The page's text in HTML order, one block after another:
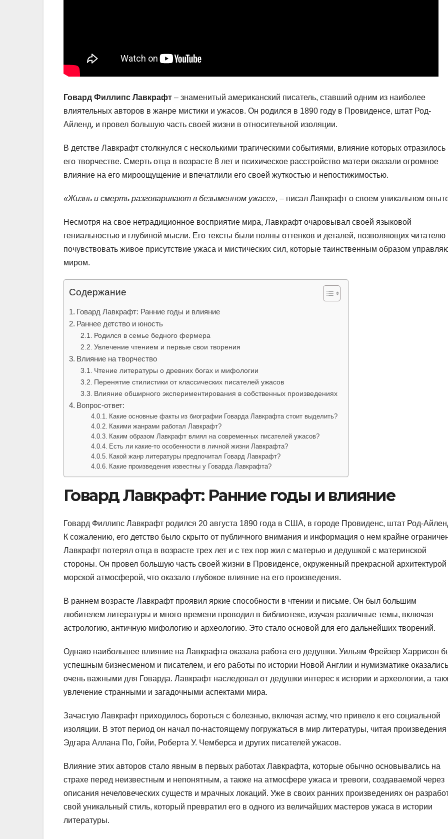
Говард Филлипс Лавкрафт – знаменитый американский писатель, ставший одним из наиболее
влиятельных авторов в жанре мистики и ужасов. Он родился в 1890 году в Провиденсе, штат Род-
Айленд, и провел большую часть своей жизни в относительной изоляции.
В детстве Лавкрафт столкнулся с несколькими трагическими событиями, влияние которых отразилось
его творчестве. Смерть отца в возрасте 8 лет и психическое расстройство матери оказали огромное
влияние на его мироощущение и впечатлили его своей жуткостью и непостижимостью.
«Жизнь и смерть разговаривают в безыменном ужасе», – писал Лавкрафт о своем уникальном
Несмотря на свое нетрадиционное восприятие мира, Лавкрафт очаровывал своей языковой
гениальностью и глубиной мысли. Его тексты были полны оттенков и деталей, позволяющих читателю
почувствовать живое присутствие ужаса и мистических сил, которые таинственным образом
миром.
Содержание
Говард Лавкрафт: Ранние годы и влияние
Раннее детство и юность
Родился в семье бедного фермера
Увлечение чтением и первые свои творения
Влияние на творчество
Чтение литературы о древних богах и мифологии
Перенятие стилистики от классических писателей ужасов
Влияние обширного экспериментирования в собственных произведениях
Вопрос-ответ:
Какие основные факты из биографии Говарда Лавкрафта стоит выделить?
Какими жанрами работал Лавкрафт?
Каким образом Лавкрафт влиял на современных писателей ужасов?
Есть ли какие-то особенности в личной жизни Лавкрафта?
Какой жанр литературы предпочитал Говард Лавкрафт?
Какие произведения известны у Говарда Лавкрафта?
Говард Лавкрафт: Ранние годы и влияние
Говард Филлипс Лавкрафт родился 20 августа 1890 года в США, в городе Провиденс, штат Род-
К сожалению, его детство было скрыто от публичного внимания и информация о нем крайне
Лавкрафт потерял отца в возрасте трех лет и с тех пор жил с матерью и дедушкой с материнской
стороны. Он провел большую часть своей жизни в Провиденсе, окруженный прекрасной архитектурой
морской атмосферой, что оказало глубокое влияние на его произведения.
В раннем возрасте Лавкрафт проявил яркие способности в чтении и письме. Он был большим
любителем литературы и много времени проводил в библиотеке, изучая различные темы, включая
астрологию, античную мифологию и археологию. Это стало основой для его дальнейших творений.
Однако наибольшее влияние на Лавкрафта оказала работа его дедушки. Уильям Фрейзер Харрисон
успешным бизнесменом и писателем, и его работы по истории Новой Англии и нумизматике оказались
очень важными для Говарда. Лавкрафт наследовал от дедушки интерес к истории и археологии, а
увлечение странными и загадочными аспектами мира.
Зачастую Лавкрафт приходилось бороться с болезнью, включая астму, что привело к его социальной
изоляции. В этот период он начал по-настоящему погружаться в мир литературы, читая произведения
Эдгара Аллана По, Гойи, Роберта У. Чемберса и других писателей ужасов.
Влияние этих авторов стало явным в первых работах Лавкрафта, которые обычно основывались на
страхе перед неизвестным и непонятным, а также на атмосфере ужаса и тревоги, создаваемой через
описания нечеловеческих существ и мрачных локаций. Уже в своих ранних произведениях он
свой уникальный стиль, который превратил его в одного из величайших мастеров ужаса в истории
литературы.